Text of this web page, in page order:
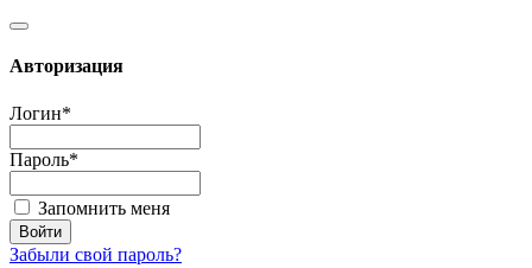
Авторизация
Логин*
Пароль*
Запомнить меня
Забыли свой пароль?